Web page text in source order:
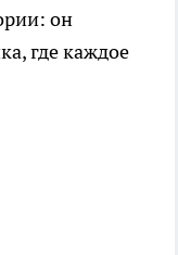
он
где каждое